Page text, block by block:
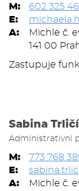
M:
602 325
E:
A:
Michle č.
141 00
Zastupuje
Sabina
Administrativní
M:
773 768
E:
A:
Michle č.